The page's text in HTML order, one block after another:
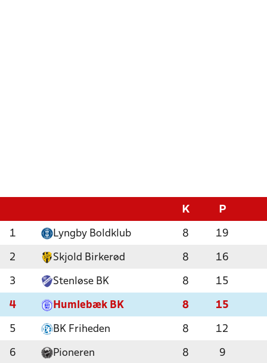
K P
1 Lyngby Boldklub 8 19
2 Skjold Birkerød 8 16
3 Stenløse BK 8 15
4 Humlebæk BK 8 15
5 BK Friheden 8 12
6 Pioneren 8 9